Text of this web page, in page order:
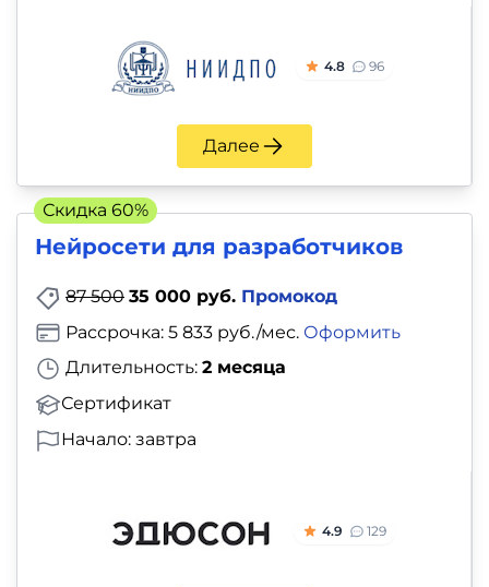
4.8 96
Далее
Нейросети для разработчиков
87 500 35 000 руб. Промокод
Длительность: 2 месяца
Сертификат
Рассрочка: 5 833 руб./мес. Оформить
Начало: завтра
4.9 129
Скидка 60%